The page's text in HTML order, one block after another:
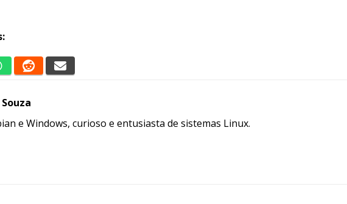
e Windows, curioso e entusiasta de sistemas Linux.